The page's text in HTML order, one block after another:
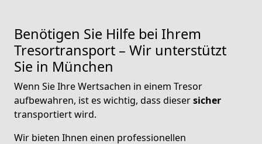
Benötigen Sie Hilfe bei Ihrem
Tresortransport – Wir unterstützt
Sie in München
Wenn Sie Ihre Wertsachen in einem Tresor
aufbewahren, ist es wichtig, dass diesersicher
transportiert wird.
Wir bieten Ihnen einen professionellen